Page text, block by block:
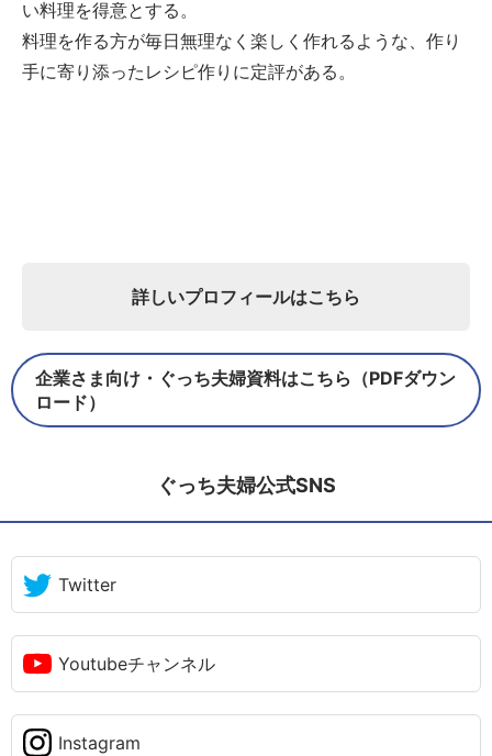
い料理を得意とする。
料理を作る方が毎日無理なく楽しく作れるような、作り
手に寄り添ったレシピ作りに定評がある。
詳しいプロフィールはこちら
企業さま向け・ぐっち夫婦資料はこちら（PDFダウン
ロード）
ぐっち夫婦公式SNS
Twitter
Youtubeチャンネル
Instagram